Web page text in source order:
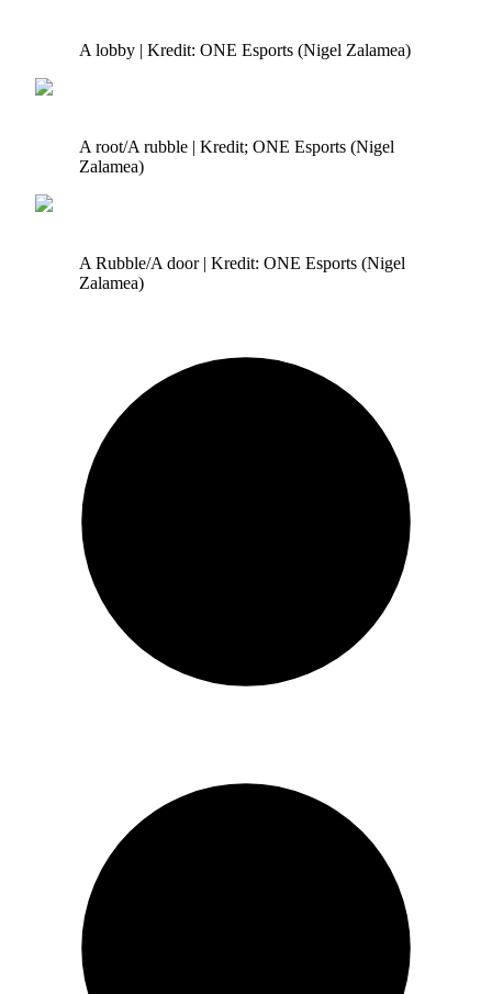
A lobby | Kredit: ONE Esports (Nigel Zalamea)
A root/A rubble | Kredit; ONE Esports (Nigel
Zalamea)
A Rubble/A door | Kredit: ONE Esports (Nigel
Zalamea)